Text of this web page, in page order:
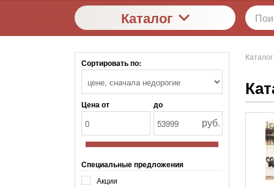
Каталог
Сортировать по:
Цена от до
руб.
Специальные предложения
Акции
Каталог